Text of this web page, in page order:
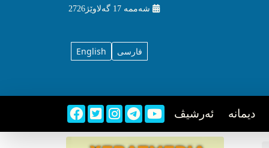
شه‌ممه‌ 17 گه‌لاوێژ2726
English فارسی
دیمانه ئه‌رشیڤ